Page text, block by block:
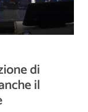
di
il